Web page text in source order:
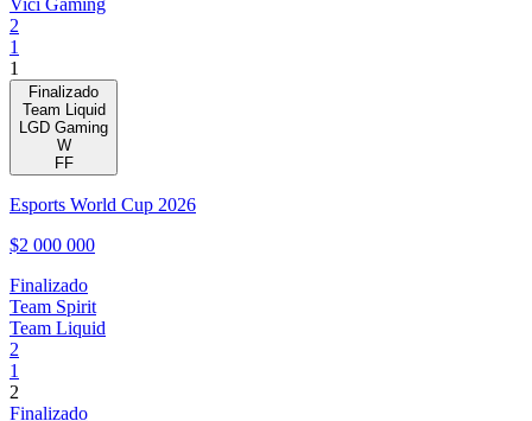
2
1
1
Finalizado
Team Liquid
LGD Gaming
W
FF
Esports World Cup 2026
$2 000 000
Finalizado
Team Spirit
Team Liquid
2
1
2
Finalizado